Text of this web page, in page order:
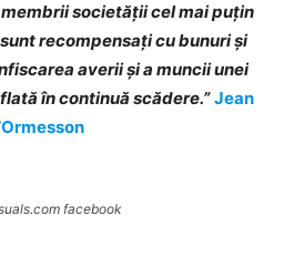
societăţii cel mai puţin
recompensaţi cu bunuri şi
averii şi a muncii unei
în continuă scădere.” Jean
facebook